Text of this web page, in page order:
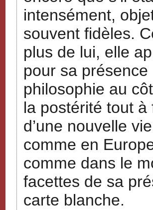
intensément,
souvent fidèles.
plus de lui, elle
pour sa présence
philosophie au
la postérité tout
d’une nouvelle
comme en
comme dans le
facettes de sa
carte blanche.